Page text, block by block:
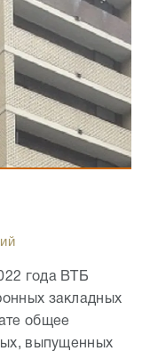
года ВТБ
закладных
общее
выпущенных